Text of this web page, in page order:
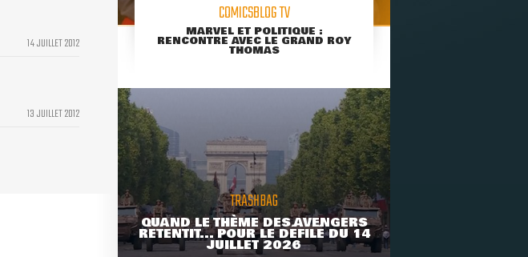
14 JUILLET 2012
13 JUILLET 2012
COMICSBLOG TV
MARVEL ET POLITIQUE :
RENCONTRE AVEC LE GRAND ROY
THOMAS
TRASHBAG
QUAND LE THÈME DES AVENGERS
RETENTIT... POUR LE DÉFILÉ DU 14
JUILLET 2026